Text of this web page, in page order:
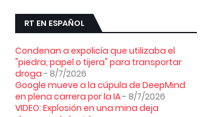
RT EN ESPAÑOL
Condenan a expolicía que utilizaba el
"piedra, papel o tijera" para transportar
droga - 8/7/2026
Google mueve a la cúpula de DeepMind
en plena carrera por la IA- 8/7/2026
VIDEO: Explosión en una mina deja